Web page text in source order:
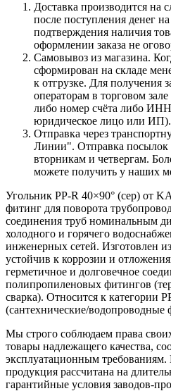
Доставка производится на
после поступления денег
подтверждения наличия
оформлении заказа не
Самовывоз из магазина.
сформирован на складе
к отгрузке. Для получения
операторам в торговом
либо номер счёта либо
юридическое лицо или ИП).
Отправка через
Линии". Отправка посылок
вторникам и четвергам.
можете получить у наших
Угольник PP‑R 40×90° (сер) от
фитинг для поворота
соединения труб номинальным
холодного и горячего
инженерных сетей. Изготовлен
устойчив к коррозии и
герметичное и долговечное
полипропиленовых фитингов
сварка). Относится к категории
(сантехнические/водопроводные
Мы строго соблюдаем права
товары надлежащего качества,
эксплуатационным требованиям.
продукция рассчитана на
гарантийные условия заводов-